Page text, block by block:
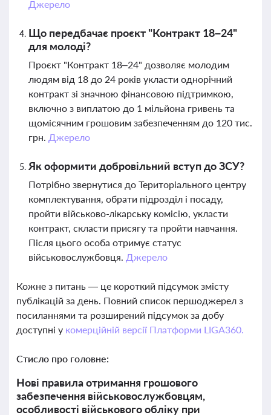
Джерело
Що передбачає проєкт "Контракт 18–24"
для молоді?
Проєкт "Контракт 18–24" дозволяє молодим
людям від 18 до 24 років укласти однорічний
контракт зі значною фінансовою підтримкою,
включно з виплатою до 1 мільйона гривень та
щомісячним грошовим забезпеченням до 120 тис.
грн. Джерело
Як оформити добровільний вступ до ЗСУ?
Потрібно звернутися до Територіального центру
комплектування, обрати підрозділ і посаду,
пройти військово-лікарську комісію, укласти
контракт, скласти присягу та пройти навчання.
Після цього особа отримує статус
військовослужбовця. Джерело
Кожне з питань — це короткий підсумок змісту
публікацій за день. Повний список першоджерел з
посиланнями та розширений підсумок за добу
доступні у комерційній версії Платформи LIGA360.
Стисло про головне:
Нові правила отримання грошового
забезпечення військовослужбовцям,
особливості військового обліку при